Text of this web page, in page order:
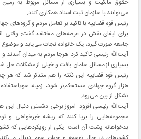
حقوق مالکیت و بسیاری از مسائل مربوط به زمین
می‌توانند با سازمان ثبت اسناد همکاری کنند.
رئیس قوه قضاییه با تاکید بر تعامل مردم و گروه‌های‌
برای ایفای نقش در عرصه‌های مختلف، گفت: وقتی
جامعه صورت گیرد، یک خانواده نجات می‌یابد و
آیت‌الله رئیسی تاکید کرد: هرجا مردم به میدان آمدند و
بسیاری از مسائل سامان یافت و خیلی از مشکلات حل
هزار گروه جهادی مستحکم‌تر شود، زمینه
تشکل از بین می‌رود.
آیت‌الله رئیسی افزود: امروز برخی دشمنان دنبال این
مجموعه‌هایی را برپا کنند که ریشه خیرخواهی و
بدخواهانه پشت آن است. یکی از رویکردهایی که